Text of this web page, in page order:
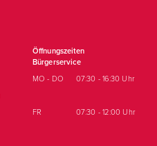
Öffnungszeiten
Bürgerservice
MO - DO
07:30 - 16:30 Uhr
FR 07:30 - 12:00 Uhr